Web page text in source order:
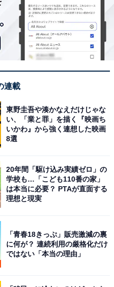
連載
東野圭吾や湊かなえだけじゃな
い、「業と罪」を描く『映画ち
いかわ』から強く連想した映画
8選
20年間「駆け込み実績ゼロ」の
学校も…「こども110番の家」
は本当に必要？ PTAが直面する
理想と現実
「青春18きっぷ」販売激減の裏
に何が？ 連続利用の厳格化だけ
ではない「本当の理由」